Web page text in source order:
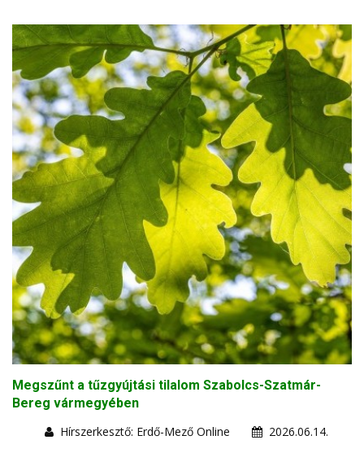
Megszűnt a tűzgyújtási tilalom Szabolcs-Szatmár-
Bereg vármegyében
Hírszerkesztő: Erdő-Mező Online
2026.06.14.